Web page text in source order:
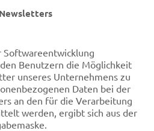
Benutzern die Möglichkeit
unseres Unternehmens zu
Daten bei der
an den für die Verarbeitung
werden, ergibt sich aus der